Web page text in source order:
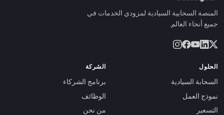
المنصة السحابية السيادية لمزودي الخدمات في
جميع أنحاء العالم.
الحلول
السحابة السيادية
نموذج العمل
التسعير
الشركة
برنامج الشركاء
الوظائف
من نحن